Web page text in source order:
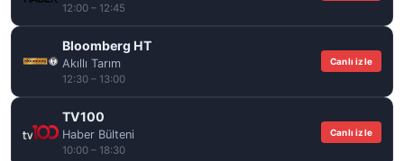
12:00 – 12:45
Bloomberg HT
Akıllı Tarım
12:30 – 13:00
Canlı izle
TV100
Haber Bülteni
10:00 – 18:30
Canlı izle